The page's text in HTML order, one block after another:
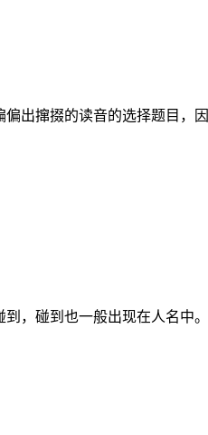
出撺掇的读音的选择题目
，碰到也一般出现在人名